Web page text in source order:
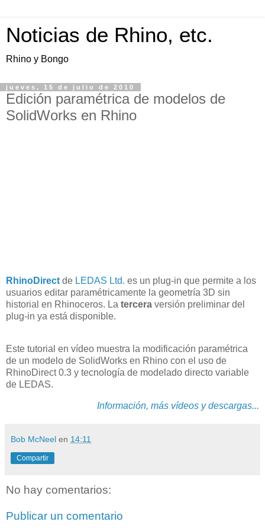
Noticias de Rhino, etc.
Rhino y Bongo
jueves, 15 de julio de 2010
Edición paramétrica de modelos de
SolidWorks en Rhino
RhinoDirect de LEDAS Ltd. es un plug-in que permite a los
usuarios editar paramétricamente la geometría 3D sin
historial en Rhinoceros. La tercera versión preliminar del
plug-in ya está disponible.
Este tutorial en vídeo muestra la modificación paramétrica
de un modelo de SolidWorks en Rhino con el uso de
RhinoDirect 0.3 y tecnología de modelado directo variable
de LEDAS.
Información, más vídeos y descargas...
Bob McNeel en 14:11
Compartir
No hay comentarios:
Publicar un comentario